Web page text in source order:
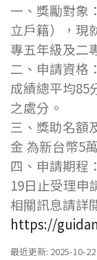
一、獎勵對象
立戶籍），現
專五年級及二
二、申請資格
成績總平均85
之處分。
三、獎助名額
金 為新台幣5
四、申請期程
19日止受理申
相關訊息請詳
https://
最近更新: 2025-10-22